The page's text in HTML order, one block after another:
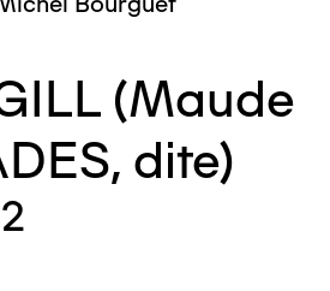
(Maude
dite)